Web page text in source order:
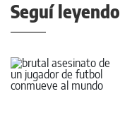
Seguí leyendo